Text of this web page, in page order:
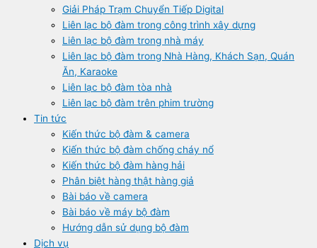
Giải Pháp Trạm Chuyển Tiếp Digital
Liên lạc bộ đàm trong công trình xây dựng
Liên lạc bộ đàm trong nhà máy
Liên lạc bộ đàm trong Nhà Hàng, Khách Sạn, Quán
Ăn, Karaoke
Liên lạc bộ đàm tòa nhà
Liên lạc bộ đàm trên phim trường
Tin tức
Kiến thức bộ đàm & camera
Kiến thức bộ đàm chống cháy nổ
Kiến thức bộ đàm hàng hải
Phân biệt hàng thật hàng giả
Bài báo về camera
Bài báo về máy bộ đàm
Hướng dẫn sử dụng bộ đàm
Dịch vụ